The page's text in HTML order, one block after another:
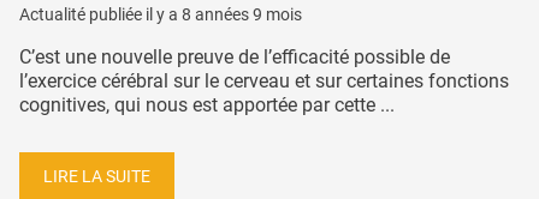
Actualité publiée il y a 8 années 9 mois
C’est une nouvelle preuve de l’efficacité possible de
l’exercice cérébral sur le cerveau et sur certaines fonctions
cognitives, qui nous est apportée par cette ...
LIRE LA SUITE